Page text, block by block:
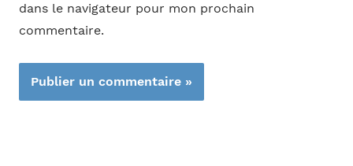
dans le navigateur pour mon prochain
commentaire.